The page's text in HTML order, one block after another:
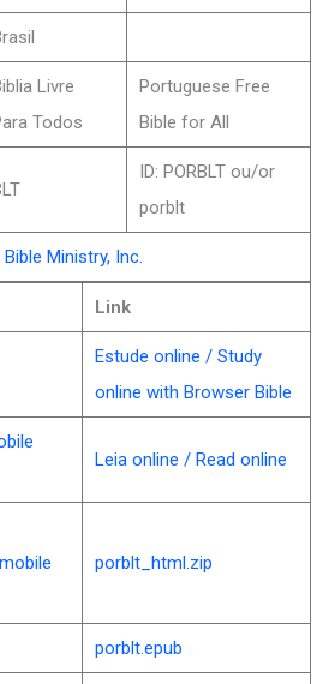
Livre
Todos
Portuguese Free
Bible for All
ID: PORBLT ou/or
porblt
Ministry, Inc.
Link
Estude online / Study
online with Browser Bible
Leia online / Read online
porblt_html.zip
porblt.epub